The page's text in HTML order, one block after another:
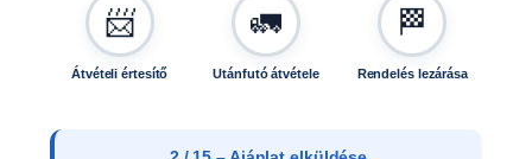
📨
Átvételi értesítő
🚛
Utánfutó átvétele
🏁
Rendelés lezárása